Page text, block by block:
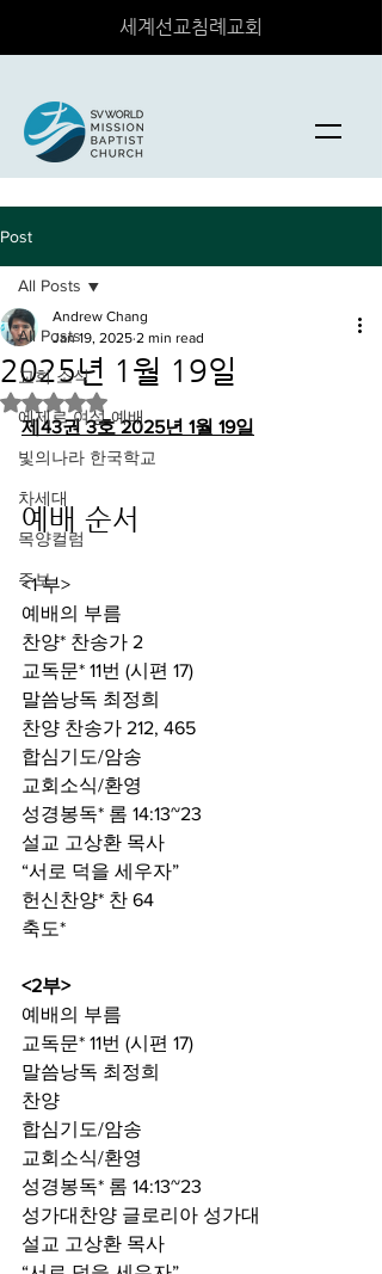
세계선교침례교회
Post
All Posts
교회 소식
에제르 여성 예배
빛의나라 한국학교
차세대
목양컬럼
주보
All Posts
2025년 1월 19일
Andrew Chang
Jan 19, 2025 2 min read
Rated NaN out of 5 stars.
제43권 3호 2025년 1월 19일
예배 순서
<1 부>
예배의 부름
찬양* 찬송가 2
교독문* 11번 (시편 17)
말씀낭독 최정희
찬양 찬송가 212, 465
합심기도/암송
교회소식/환영
성경봉독* 롬 14:13~23
설교 고상환 목사
“서로 덕을 세우자”
헌신찬양* 찬 64
축도*
<2부>
예배의 부름
교독문* 11번 (시편 17)
말씀낭독 최정희
찬양
합심기도/암송
교회소식/환영
성경봉독* 롬 14:13~23
성가대찬양 글로리아 성가대
설교 고상환 목사